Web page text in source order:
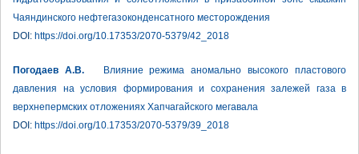
Чаяндинского нефтегазоконденсатного месторождения
DOI: https://doi.org/10.17353/2070-5379/42_2018
Погодаев А.В.Влияние режима аномально высокого пластового
давления на условия формирования и сохранения залежей газа в
верхнепермских отложениях Хапчагайского мегавала
DOI: https://doi.org/10.17353/2070-5379/39_2018